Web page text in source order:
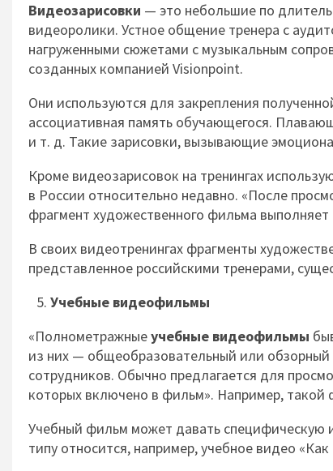
Видеозарисовки — это небольшие по
видеоролики. Устное общение тренера с
нагруженными сюжетами с музыкальным
созданных компанией Visionpoint.
Они используются для закрепления
ассоциативная память обучающегося.
и т. д. Такие зарисовки, вызывающие
Кроме видеозарисовок на тренингах
в России относительно недавно. «После
фрагмент художественного фильма
В своих видеотренингах фрагменты
представленное российскими тренерами,
Учебные видеофильмы
«Полнометражныеучебные видеофильмы
из них — общеобразовательный или
сотрудников. Обычно предлагается для
которых включено в фильм». Например, такой
Учебный фильм может давать специфическую
типу относится, например, учебное видео